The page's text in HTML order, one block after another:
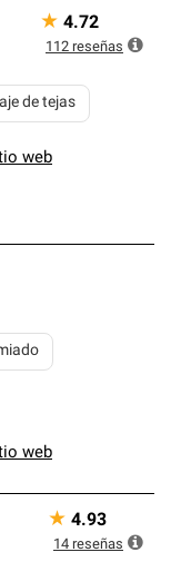
web
de tejas
★ 4.72
112 reseñas
web
★ 4.93
14 reseñas